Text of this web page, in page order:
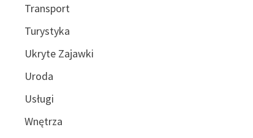
Transport
Turystyka
Ukryte Zajawki
Uroda
Usługi
Wnętrza